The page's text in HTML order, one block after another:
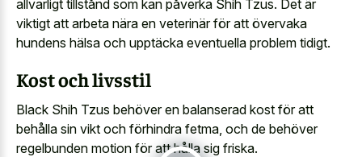
allvarligt tillstånd som kan påverka Shih Tzus. Det är
viktigt att arbeta nära en veterinär för att övervaka
hundens hälsa och upptäcka eventuella problem tidigt.
Kost och livsstil
Black Shih Tzus behöver en balanserad kost för att
behålla sin vikt och förhindra fetma, och de behöver
regelbunden motion för att hålla sig friska.